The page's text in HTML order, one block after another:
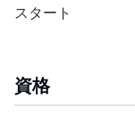
スタート
資格